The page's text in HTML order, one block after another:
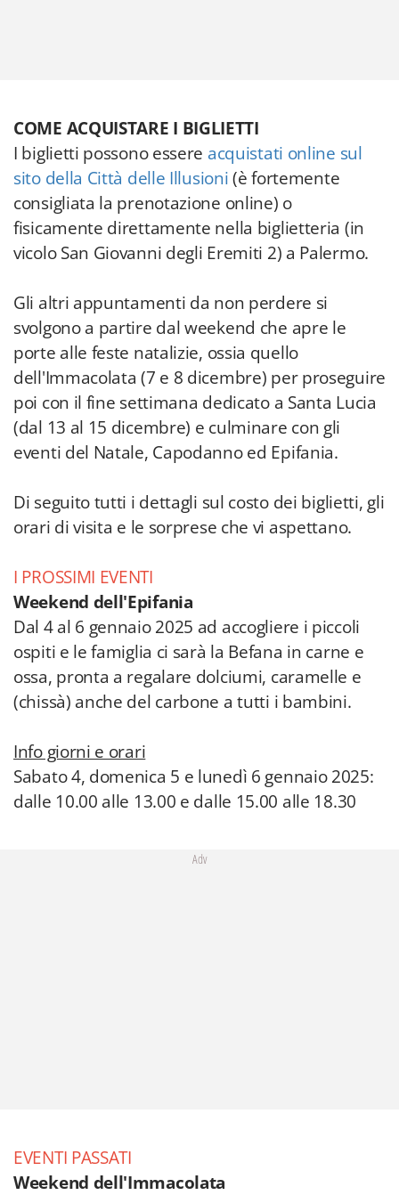
COME ACQUISTARE I BIGLIETTI
I biglietti possono essere acquistati online sul
sito della Città delle Illusioni(è fortemente
consigliata la prenotazione online) o
fisicamente direttamente nella biglietteria (in
vicolo San Giovanni degli Eremiti 2) a Palermo.
Gli altri appuntamenti da non perdere si
svolgono a partire dal weekend che apre le
porte alle feste natalizie, ossia quello
dell'Immacolata (7 e 8 dicembre) per proseguire
poi con il fine settimana dedicato a Santa Lucia
(dal 13 al 15 dicembre) e culminare con gli
eventi del Natale, Capodanno ed Epifania.
Di seguito tutti i dettagli sul costo dei biglietti, gli
orari di visita e le sorprese che vi aspettano.
I PROSSIMI EVENTI
Weekend dell'Epifania
Dal 4 al 6 gennaio 2025 ad accogliere i piccoli
ospiti e le famiglia ci sarà la Befana in carne e
ossa, pronta a regalare dolciumi, caramelle e
(chissà) anche del carbone a tutti i bambini.
Info giorni e orari
Sabato 4, domenica 5 e lunedì 6 gennaio 2025:
dalle 10.00 alle 13.00 e dalle 15.00 alle 18.30
Adv
EVENTI PASSATI
Weekend dell'Immacolata